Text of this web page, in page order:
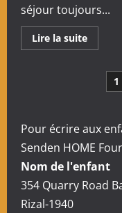
séjour toujours...
Lire la suiteEn
savoir
Séjour
Marie-
et
Jean-
à
Senden
Home
1
Pour écrire aux
Senden HOME
Nom de l'enfant
354 Quarry Road
Rizal-1940